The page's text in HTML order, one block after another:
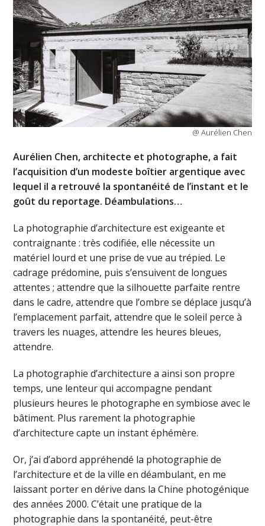
@ Aurélien Chen
Aurélien Chen, architecte et photographe, a fait
l’acquisition d’un modeste boîtier argentique avec
lequel il a retrouvé la spontanéité de l’instant et le
goût du reportage. Déambulations…
La photographie d’architecture est exigeante et
contraignante : très codifiée, elle nécessite un
matériel lourd et une prise de vue au trépied. Le
cadrage prédomine, puis s’ensuivent de longues
attentes ; attendre que la silhouette parfaite rentre
dans le cadre, attendre que l’ombre se déplace jusqu’à
l’emplacement parfait, attendre que le soleil perce à
travers les nuages, attendre les heures bleues,
attendre.
La photographie d’architecture a ainsi son propre
temps, une lenteur qui accompagne pendant
plusieurs heures le photographe en symbiose avec le
bâtiment. Plus rarement la photographie
d’architecture capte un instant éphémère.
Or, j’ai d’abord appréhendé la photographie de
l’architecture et de la ville en déambulant, en me
laissant porter en dérive dans la Chine photogénique
des années 2000. C’était une pratique de la
photographie dans la spontanéité, peut-être